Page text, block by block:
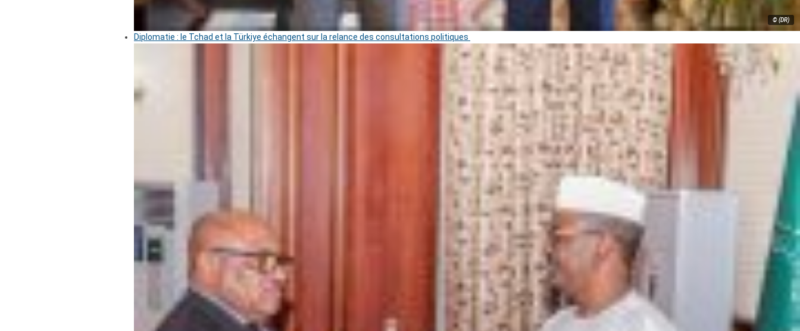
© (DR)
Diplomatie : le Tchad et la Türkiye échangent sur la relance des consultations politiques